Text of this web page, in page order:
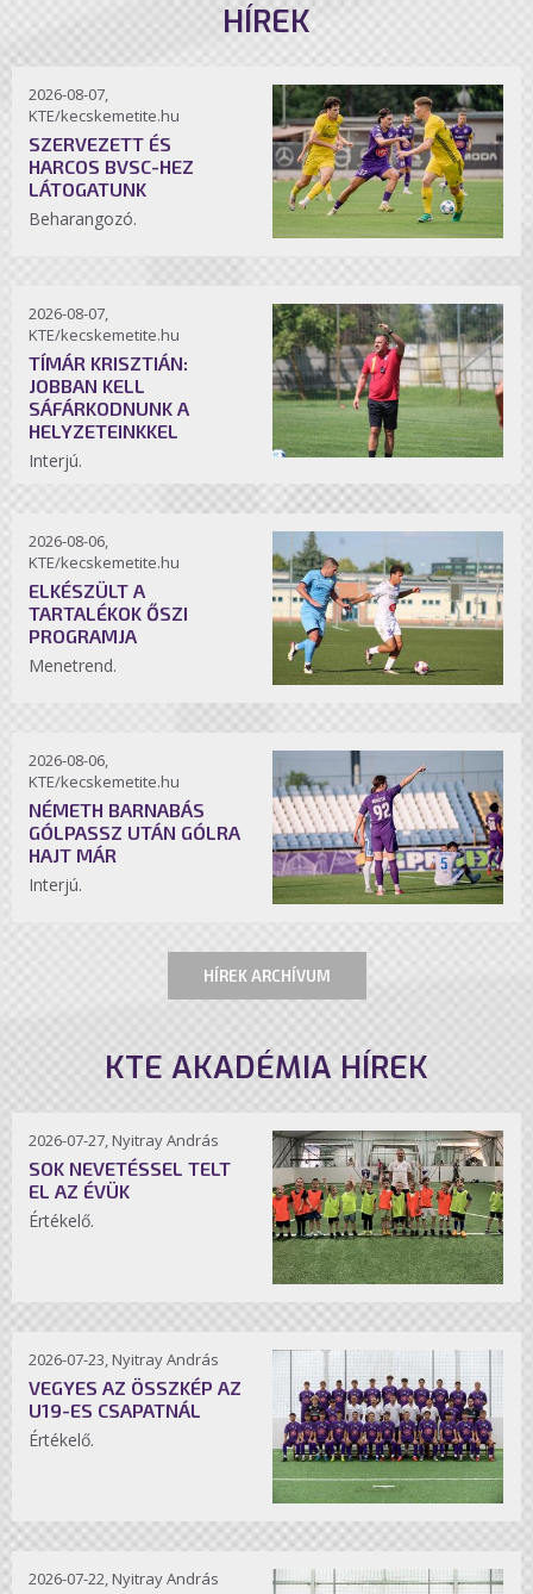
HÍREK
2026-08-07,
KTE/kecskemetite.hu
SZERVEZETT ÉS
HARCOS BVSC-HEZ
LÁTOGATUNK
Beharangozó.
2026-08-07,
KTE/kecskemetite.hu
TÍMÁR KRISZTIÁN:
JOBBAN KELL
SÁFÁRKODNUNK A
HELYZETEINKKEL
Interjú.
2026-08-06,
KTE/kecskemetite.hu
ELKÉSZÜLT A
TARTALÉKOK ŐSZI
PROGRAMJA
Menetrend.
2026-08-06,
KTE/kecskemetite.hu
NÉMETH BARNABÁS
GÓLPASSZ UTÁN GÓLRA
HAJT MÁR
Interjú.
HÍREK ARCHÍVUM
KTE AKADÉMIA HÍREK
2026-07-27, Nyitray András
SOK NEVETÉSSEL TELT
EL AZ ÉVÜK
Értékelő.
2026-07-23, Nyitray András
VEGYES AZ ÖSSZKÉP AZ
U19-ES CSAPATNÁL
Értékelő.
2026-07-22, Nyitray András